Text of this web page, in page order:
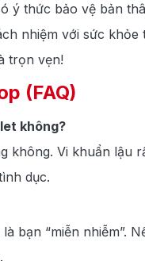
ý thức bảo vệ bản
nhiệm với sức
trọn vẹn!
(FAQ)
không?
không. Vi khuẩn lậu
dục.
bạn “miễn nhiễm”.